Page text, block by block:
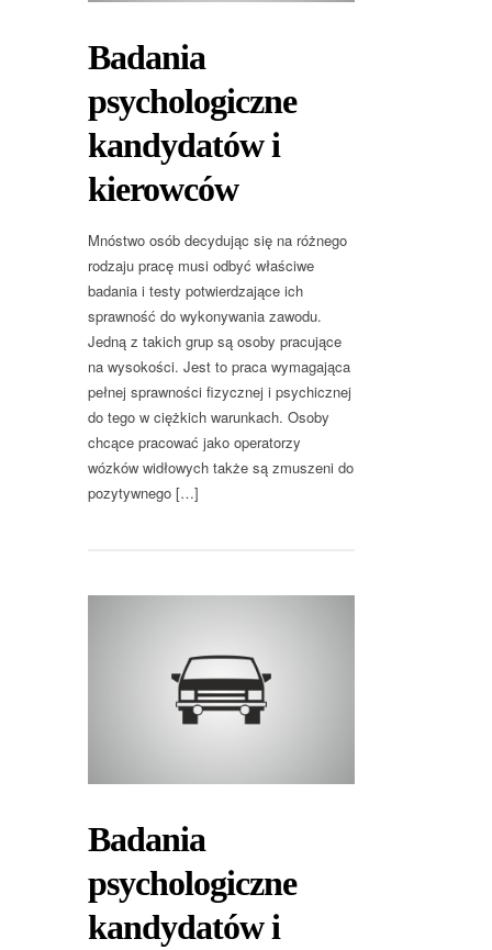
Badania
psychologiczne
kandydatów i
kierowców
Mnóstwo osób decydując się na różnego
rodzaju pracę musi odbyć właściwe
badania i testy potwierdzające ich
sprawność do wykonywania zawodu.
Jedną z takich grup są osoby pracujące
na wysokości. Jest to praca wymagająca
pełnej sprawności fizycznej i psychicznej
do tego w ciężkich warunkach. Osoby
chcące pracować jako operatorzy
wózków widłowych także są zmuszeni do
pozytywnego […]
Badania
psychologiczne
kandydatów i